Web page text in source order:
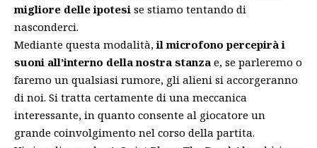
migliore delle ipotesi se stiamo tentando di
nasconderci.
Mediante questa modalità,il microfono percepirà i
suoni all’interno della nostra stanza e, se parleremo o
faremo un qualsiasi rumore, gli alieni si accorgeranno
di noi. Si tratta certamente di una meccanica
interessante, in quanto consente al giocatore un
grande coinvolgimento nel corso della partita.